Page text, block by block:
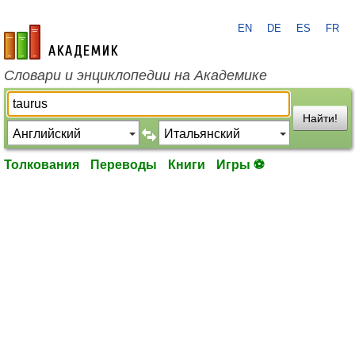
academic.ru
EN DE ES FR
Словари и энциклопедии на Академике
Найти!
Толкования Переводы Книги Игры ⚽